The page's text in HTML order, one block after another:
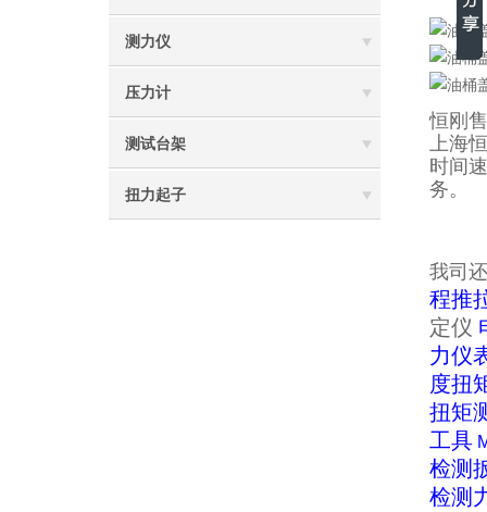
测力仪
压力计
测试台架
扭力起子
恒刚
上海
时间
务。
我司
程推
定仪
力仪
度扭
扭矩
工具
检测
检测